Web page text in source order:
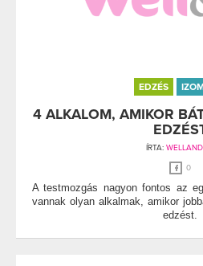
EDZÉS
4 ALKALOM, AMIKOR
ÍRTA:
0
A testmozgás nagyon fontos az
vannak olyan alkalmak, amikor
edzést.